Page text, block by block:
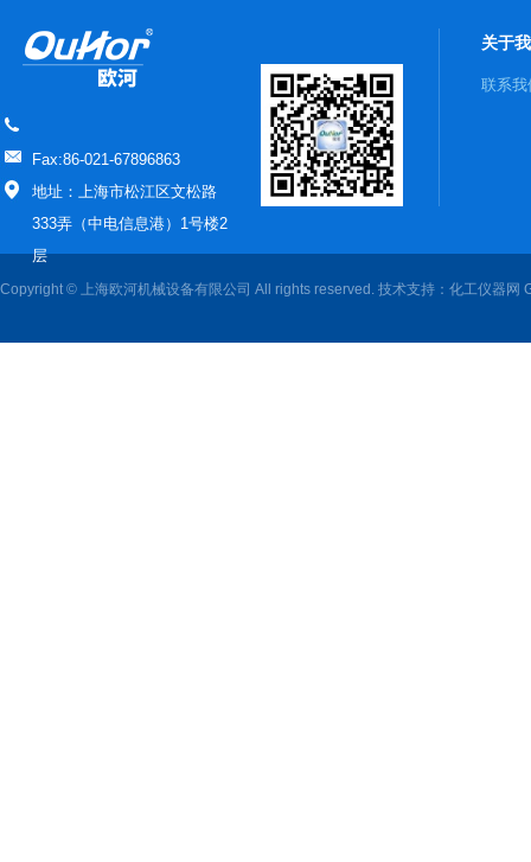
Fax:86-021-67896863
地址：上海市松江区文松路
333弄（中电信息港）1号楼2
层
关于
联系我
Copyright © 上海欧河机械设备有限公司 All rights reserved. 技术支持： 化工仪器网